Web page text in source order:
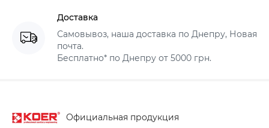
Доставка
Самовывоз, наша доставка по Днепру, Новая
почта.
Бесплатно* по Днепру от 5000 грн.
Официальная продукция